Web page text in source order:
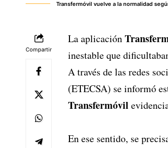
Transfermóvil vuelve a la normalidad
Compartir
La aplicación
inestable que
A través de las redes
(ETECSA) se informó
Transfermóvil
En ese sentido, se